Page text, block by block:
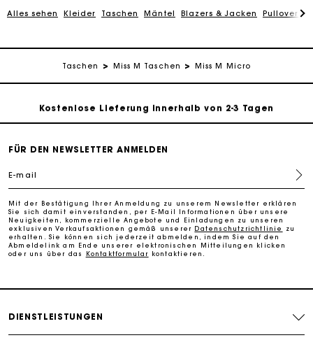
Alles sehen Kleider Taschen Mäntel Blazers & Jacken Pullover &
Taschen Miss M Taschen Miss M Micro
perfekte Geschenk zu machen
Kostenlose Lieferung innerhalb von 2-3 Tagen
PayPal - Bezahlung nach 30 Tagen
Die Maje-Geschenkkarte: Die beste Möglichkeit, das
perfekte Geschenk zu machen
FÜR DEN NEWSLETTER ANMELDEN
E-mail
Mit der Bestätigung Ihrer Anmeldung zu unserem Newsletter erklären
Sie sich damit einverstanden, per E-Mail Informationen über unsere
Neuigkeiten, kommerzielle Angebote und Einladungen zu unseren
exklusiven Verkaufsaktionen gemäß unserer Datenschutzrichtlinie
zu
erhalten. Sie können sich jederzeit abmelden, indem Sie auf den
Abmeldelink am Ende unserer elektronischen Mitteilungen klicken
oder uns über das
Kontaktformular kontaktieren.
DIENSTLEISTUNGEN